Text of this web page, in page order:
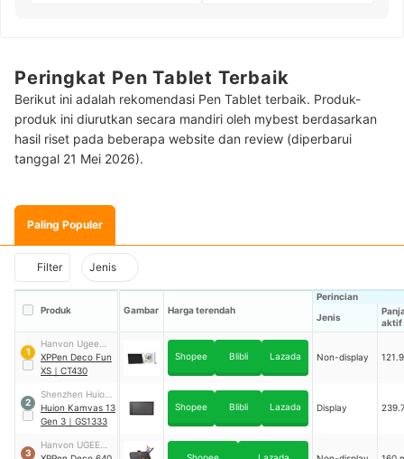
Peringkat Pen Tablet Terbaik
Berikut ini adalah rekomendasi Pen Tablet terbaik. Produk-
produk ini diurutkan secara mandiri oleh mybest berdasarkan
hasil riset pada beberapa website dan review (diperbarui
tanggal 21 Mei 2026).
Paling Populer
Filter Jenis
Produk Gambar Harga terendah
Perincian
Jenis
aktif
1
Hanvon Ugee
Technology
XPPen Deco Fun
XS ｜ CT430
Shopee Blibli Lazada Non-display
2
Shenzhen Huion
Trend
Technology
Huion Kamvas 13
Gen 3 ｜ GS1333
Shopee Blibli Lazada Display
3
Hanvon UGEE
Shopee Lazada